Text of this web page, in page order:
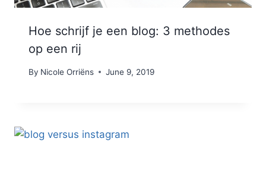
Hoe schrijf je een blog: 3 methodes
op een rij
By Nicole Orriëns June 9, 2019